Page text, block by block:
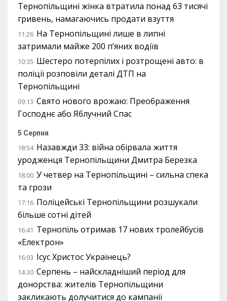
Тернопільщині жінка втратила понад 63 тисячі
гривень, намагаючись продати взуття
11:26 На Тернопільщині лише в липні
затримали майже 200 п’яних водіїв
10:35 Шестеро потерпілих і розтрощені авто: в
поліції розповіли деталі ДТП на
Тернопільщині
09:13 Свято нового врожаю: Преображення
Господнє або Яблучний Спас
5 Серпня
18:54 Назавжди 33: війна обірвала життя
уродженця Тернопільщини Дмитра Березка
18:00 У четвер на Тернопільщині – сильна спека
та грози
17:16 Поліцейські Тернопільщини розшукали
більше сотні дітей
16:41 Тернопіль отримав 17 нових тролейбусів
«Електрон»
16:03 Ісус Христос Українець?
14:30 Серпень – найскладніший період для
донорства: жителів Тернопільщини
закликають долучитися до кампанії